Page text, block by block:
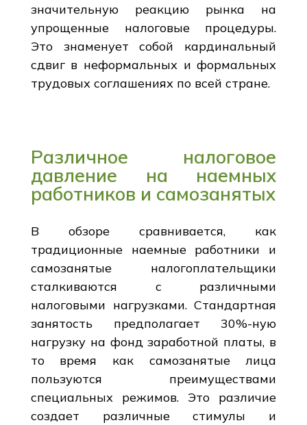
значительную реакцию рынка на
упрощенные налоговые процедуры.
Это знаменует собой кардинальный
сдвиг в неформальных и формальных
трудовых соглашениях по всей стране.
Различное налоговое
давление на наемных
работников и самозанятых
В обзоре сравнивается, как
традиционные наемные работники и
самозанятые налогоплательщики
сталкиваются с различными
налоговыми нагрузками. Стандартная
занятость предполагает 30%-ную
нагрузку на фонд заработной платы, в
то время как самозанятые лица
пользуются преимуществами
специальных режимов. Это различие
создает различные стимулы и